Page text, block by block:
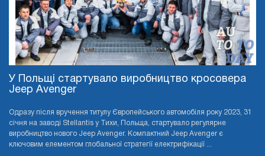
У Польщі стартувало виробництво кросовера
Jeep Avenger
Одразу після вручення титулу Європейського автомобіля року 2023, 31
січня на заводі Stellantis у Тихи, Польща, стартувало регулярне
виробництво нового Jeep Avenger. Компактний Jeep Avenger є
ключовим елементом глобальної стратегії електрифікації ...